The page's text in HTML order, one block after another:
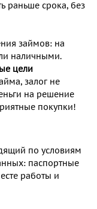
раньше срока, без
займов: на
наличными.
цели
залог не
на решение
покупки!
по условиям
паспортные
работы и